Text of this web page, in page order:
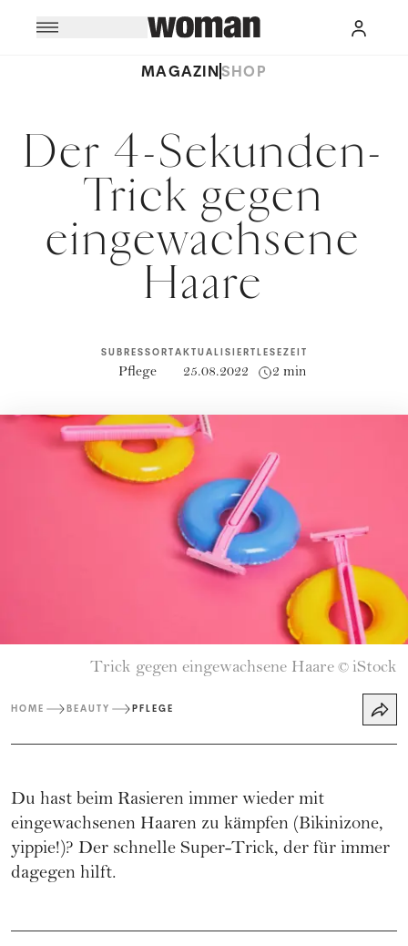
MAGAZINSHOP
Der 4-Sekunden-
Trick gegen
eingewachsene
Haare
SUBRESSORT
Pflege
AKTUALISIERT
25.08.2022
LESEZEIT
2 min
Trick gegen eingewachsene Haare © iStock
HOME BEAUTY PFLEGE
Du hast beim Rasieren immer wieder mit
eingewachsenen Haaren zu kämpfen (Bikinizone,
yippie!)? Der schnelle Super-Trick, der für immer
dagegen hilft.